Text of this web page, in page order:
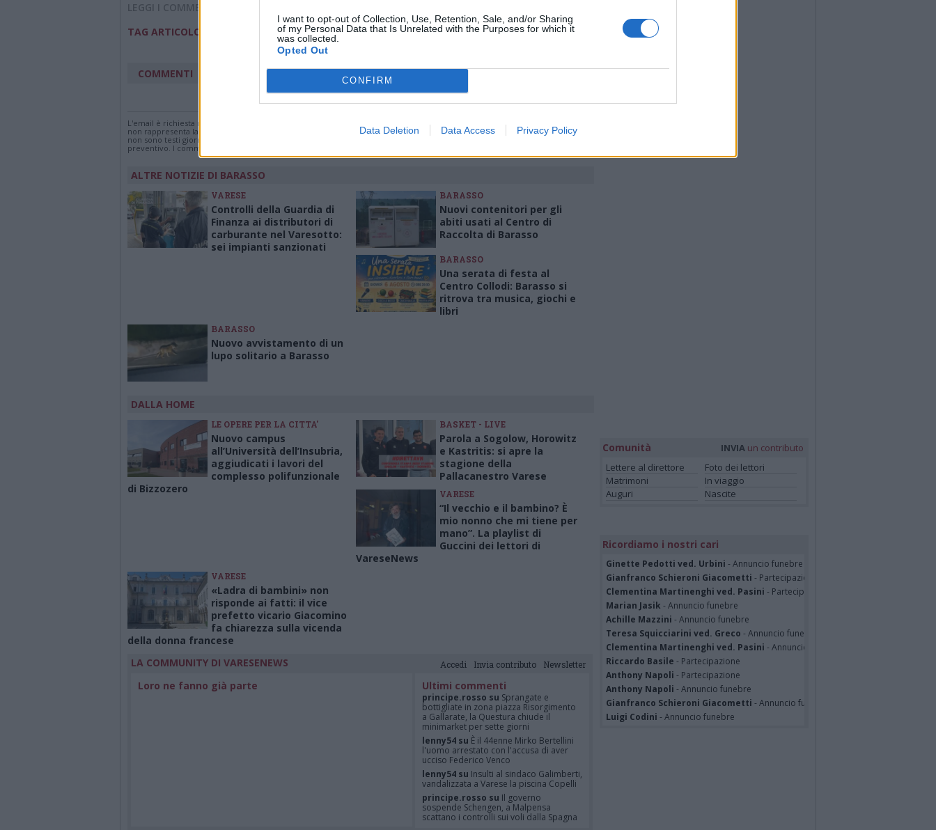
I want to opt-out of Collection, Use, Retention, Sale, and/or Sharing
of my Personal Data that Is Unrelated with the Purposes for which it
was collected.
Opted Out
CONFIRM
Data Deletion Data Access Privacy Policy
LEGGI I COMMENTI
TAG ARTICOLO
biblioteca di barasso Eventi bambini
laboratori bambini
COMMENTI
Accedioregistratiper commentare questo articolo.
L'email è richiesta ma non verrà mostrata ai visitatori. Il contenuto di questo commento esprime il pensiero dell'autore e
non rappresenta la linea editoriale di VareseNews.it, che rimane autonoma e indipendente. I messaggi inclusi nei commenti
non sono testi giornalistici, ma post inviati dai singoli lettori che possono essere automaticamente pubblicati senza filtro
preventivo. I commenti che includano uno o più link a siti esterni verranno rimossi in automatico dal sistema.
ALTRE NOTIZIE DI BARASSO
VARESE
Controlli della Guardia di
Finanza ai distributori di
carburante nel Varesotto:
sei impianti sanzionati
BARASSO
Nuovi contenitori per gli
abiti usati al Centro di
Raccolta di Barasso
BARASSO
Una serata di festa al
Centro Collodi: Barasso si
ritrova tra musica, giochi e
libri
BARASSO
Nuovo avvistamento di un
lupo solitario a Barasso
DALLA HOME
LE OPERE PER LA CITTA'
Nuovo campus
all’Università dell’Insubria,
aggiudicati i lavori del
complesso polifunzionale
di Bizzozero
BASKET - LIVE
Parola a Sogolow, Horowitz
e Kastritis: si apre la
stagione della
Pallacanestro Varese
VARESE
“Il vecchio e il bambino? È
mio nonno che mi tiene per
mano”. La playlist di
Guccini dei lettori di
VareseNews
VARESE
«Ladra di bambini» non
risponde ai fatti: il vice
prefetto vicario Giacomino
fa chiarezza sulla vicenda
della donna francese
LA COMMUNITY DI VARESENEWS
Accedi Invia contributo Newsletter
Loro ne fanno già parte Ultimi commenti
principe.rosso su Sprangate e
bottigliate in zona piazza Risorgimento
a Gallarate, la Questura chiude il
minimarket per sette giorni
lenny54 su È il 44enne Mirko Bertellini
l'uomo arrestato con l'accusa di aver
ucciso Federico Venco
lenny54 su Insulti al sindaco Galimberti,
vandalizzata a Varese la piscina Copelli
principe.rosso su Il governo
sospende Schengen, a Malpensa
scattano i controlli sui voli dalla Spagna
Comunità INVIA un contributo
Lettere al direttore
Foto dei lettori
Matrimoni
In viaggio
Auguri
Nascite
Ricordiamo i nostri cari
Ginette Pedotti ved. Urbini - Annuncio funebre
Gianfranco Schieroni Giacometti - Partecipazione
Clementina Martinenghi ved. Pasini - Partecipazione
Marian Jasik - Annuncio funebre
Achille Mazzini - Annuncio funebre
Teresa Squicciarini ved. Greco - Annuncio funebre
Clementina Martinenghi ved. Pasini - Annuncio funebre
Riccardo Basile - Partecipazione
Anthony Napoli - Partecipazione
Anthony Napoli - Annuncio funebre
Gianfranco Schieroni Giacometti - Annuncio funebre
Luigi Codini - Annuncio funebre